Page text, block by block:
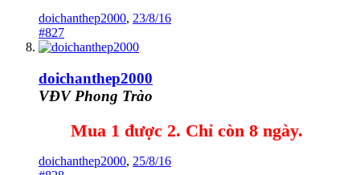
doichanthep2000, 23/8/16
#827
doichanthep2000
VĐV Phong Trào
Mua 1 được 2. Chỉ còn 8 ngày.
doichanthep2000, 25/8/16